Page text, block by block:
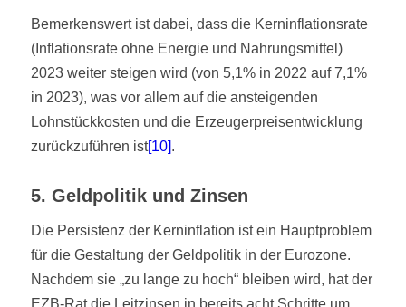
Bemerkenswert ist dabei, dass die Kerninflationsrate
(Inflationsrate ohne Energie und Nahrungsmittel)
2023 weiter steigen wird (von 5,1% in 2022 auf 7,1%
in 2023), was vor allem auf die ansteigenden
Lohnstückkosten und die Erzeugerpreisentwicklung
zurückzuführen ist[10] .
5. Geldpolitik und Zinsen
Die Persistenz der Kerninflation ist ein Hauptproblem
für die Gestaltung der Geldpolitik in der Eurozone.
Nachdem sie „zu lange zu hoch“ bleiben wird, hat der
EZB-Rat die Leitzinsen in bereits acht Schritte um